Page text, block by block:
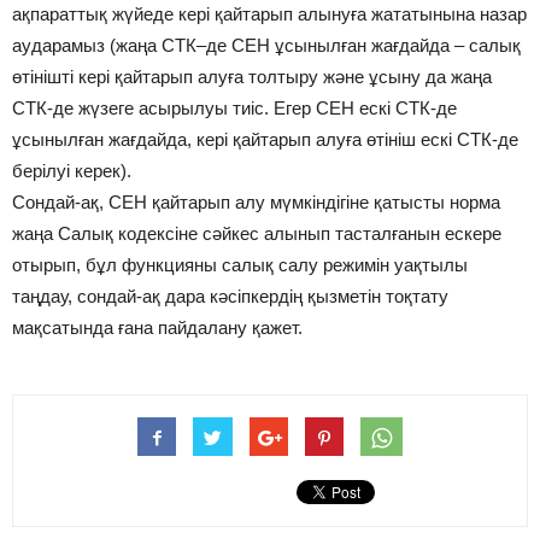
ақпараттық жүйеде кері қайтарып алынуға жататынына назар
аударамыз (жаңа СТК–де СЕН ұсынылған жағдайда – салық
өтінішті кері қайтарып алуға толтыру және ұсыну да жаңа
СТК-де жүзеге асырылуы тиіс. Егер СЕН ескі СТК-де
ұсынылған жағдайда, кері қайтарып алуға өтініш ескі СТК-де
берілуі керек).
Сондай-ақ, СЕН қайтарып алу мүмкіндігіне қатысты норма
жаңа Салық кодексіне сәйкес алынып тасталғанын ескере
отырып, бұл функцияны салық салу режимін уақтылы
таңдау, сондай-ақ дара кәсіпкердің қызметін тоқтату
мақсатында ғана пайдалану қажет.